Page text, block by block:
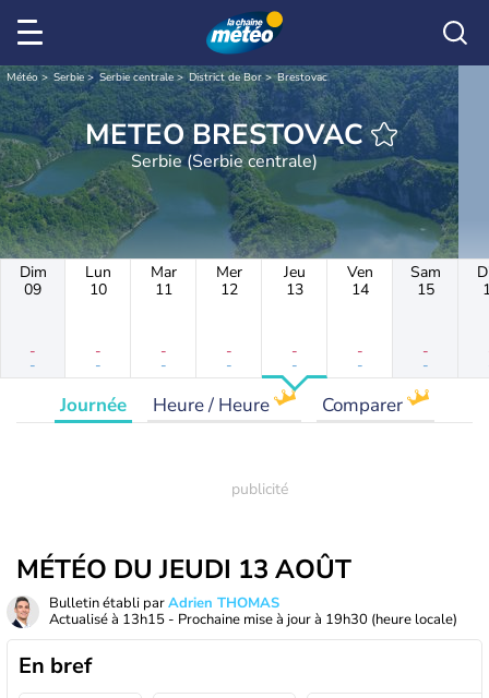
Météo Serbie Serbie centrale District de Bor Brestovac
METEO BRESTOVAC
Serbie (Serbie centrale)
Dim
09
-
-
Lun
10
-
-
Mar
11
-
-
Mer
12
-
-
Jeu
13
-
-
Ven
14
-
-
Sam
15
-
-
Journée Heure / Heure Comparer
MÉTÉO DU JEUDI 13 AOÛT
Bulletin établi parAdrien THOMAS
Actualisé à 13h15 - Prochaine mise à jour à 19h30 (heure locale)
En bref